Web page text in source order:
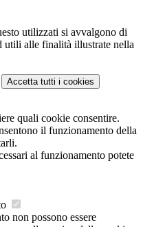
utilizzati si avvalgono di
utili alle finalità illustrate nella
Accetta tutti i cookies
quali cookie consentire.
il funzionamento della
al funzionamento potete
non possono essere